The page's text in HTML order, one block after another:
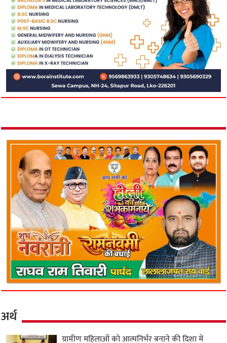
अर्थ
ग्रामीण महिलाओं को आत्मनिर्भर बनाने की दिशा में